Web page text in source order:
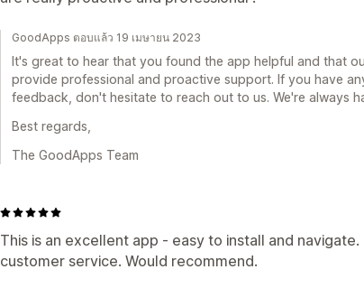
GoodApps ตอบแล้ว 19 เมษายน 2023
It's great to hear that you found the app helpful and that
provide professional and proactive support. If you have
feedback, don't hesitate to reach out to us. We're always
Best regards,
The GoodApps Team
This is an excellent app - easy to install and
customer service. Would recommend.